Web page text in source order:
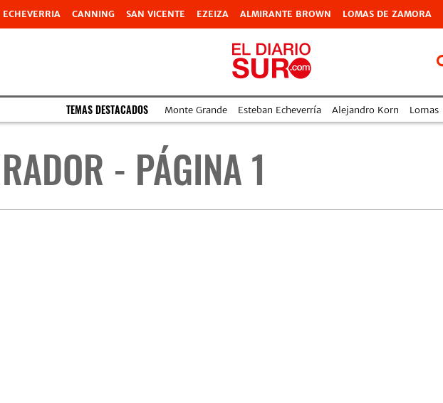
ECHEVERRIA CANNING SAN VICENTE EZEIZA ALMIRANTE BROWN LOMAS DE ZAMORA
TEMAS DESTACADOS Monte Grande Esteban Echeverría Alejandro Korn Lomas
- PÁGINA 1